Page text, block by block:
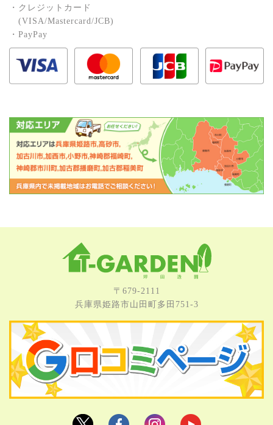
・クレジットカード
(VISA/Mastercard/JCB)
・PayPay
〒679-2111
兵庫県姫路市⼭⽥町多⽥751-3